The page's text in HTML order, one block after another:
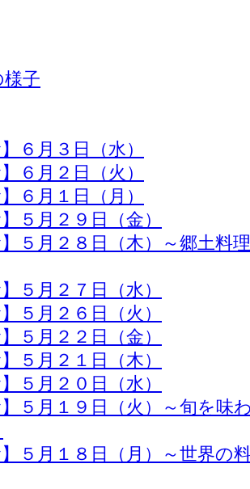
様子
６月３日（水）
６月２日（火）
６月１日（月）
５月２９日（金）
】５月２８日（木）～郷土料
５月２７日（水）
５月２６日（火）
５月２２日（金）
５月２１日（木）
５月２０日（水）
】５月１９日（火）～旬を味
】５月１８日（月）～世界の